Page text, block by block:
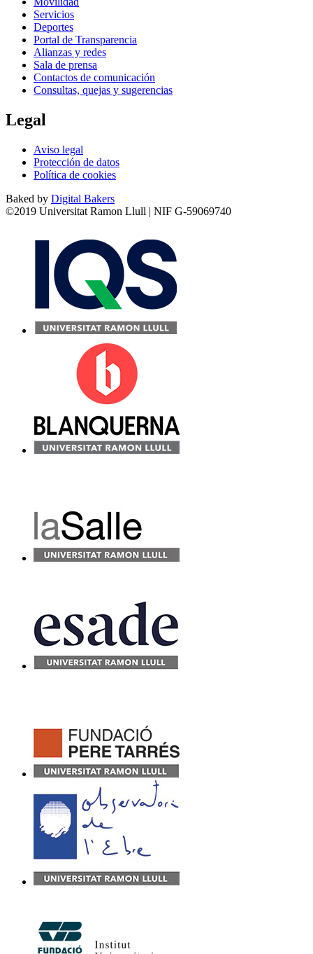
Servicios
Deportes
Portal de Transparencia
Alianzas y redes
Sala de prensa
Contactos de comunicación
Consultas, quejas y sugerencias
Legal
Aviso legal
Protección de datos
Política de cookies
Baked by Digital Bakers
©2019 Universitat Ramon Llull | NIF G-59069740